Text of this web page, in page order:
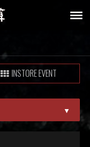
INSTORE EVENT
▼